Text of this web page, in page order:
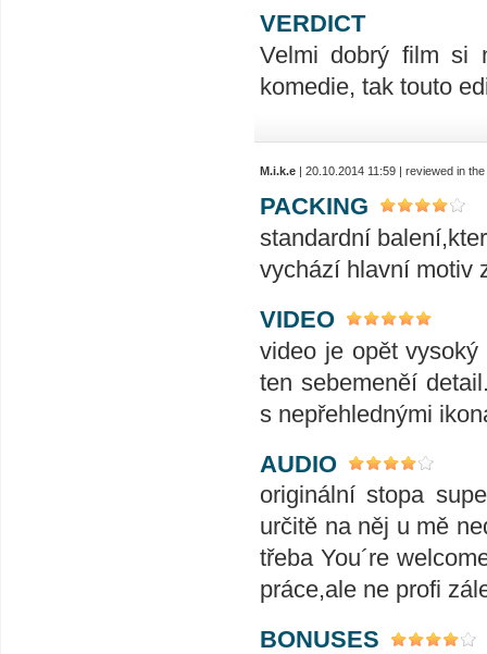
VERDICT
Velmi dobrý film si
komedie, tak touto
M.i.k.e | 20.10.2014 11:59 | reviewed in
PACKING
standardní
vychází hlavní motiv
VIDEO
video je opět
ten sebemeněí
s nepřehlednými
AUDIO
originální stopa
určitě na něj u mě
třeba You´re
práce,ale ne profi
BONUSES